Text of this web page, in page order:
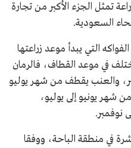
تمثل الجزء الأكبر من تجارة
السعودية.
التي يبدأ موعد زراعتها
في موعد القطاف، فالرمان
والعنب يقطف من شهر يوليو
شهر يونيو إلى يوليو،
نوفمبر.
في منطقة الباحة، ووفقا